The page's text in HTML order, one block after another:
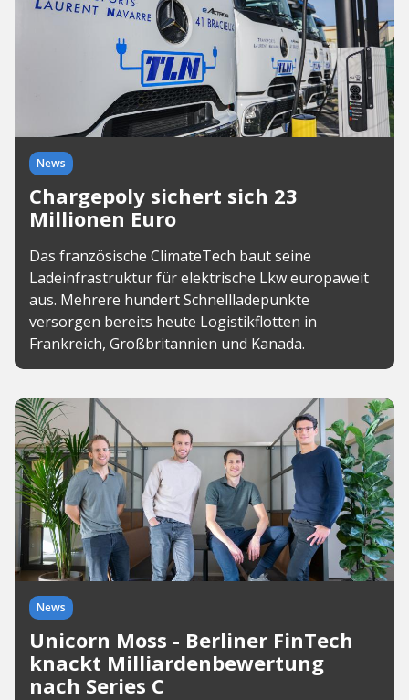
News
Chargepoly sichert sich 23
Millionen Euro
Das französische ClimateTech baut seine
Ladeinfrastruktur für elektrische Lkw europaweit
aus. Mehrere hundert Schnellladepunkte
versorgen bereits heute Logistikflotten in
Frankreich, Großbritannien und Kanada.
News
Unicorn Moss - Berliner FinTech
knackt Milliardenbewertung
nach Series C